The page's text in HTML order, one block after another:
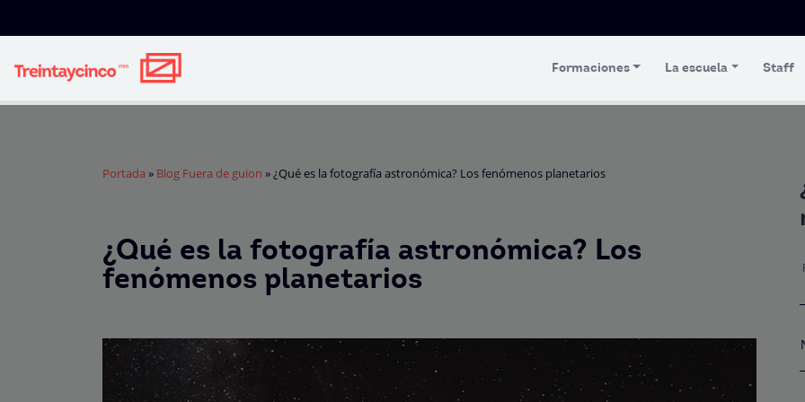
Formaciones La escuela Staff
Portada » Blog Fuera de guion »¿Qué es la fotografía astronómica? Los fenómenos planetarios
¿Qué es la fotografía astronómica? Los
fenómenos planetarios